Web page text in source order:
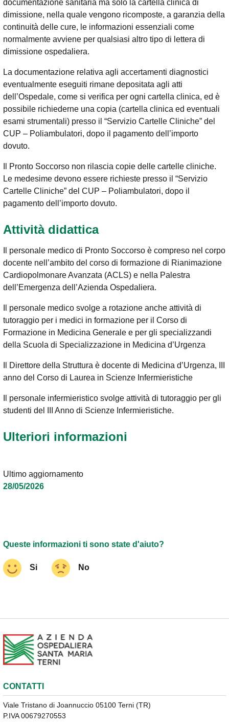
documentazione sanitaria ma solo la cartella clinica di
dimissione, nella quale vengono ricomposte, a garanzia della
continuità delle cure, le informazioni essenziali come
normalmente avviene per qualsiasi altro tipo di lettera di
dimissione ospedaliera.
La documentazione relativa agli accertamenti diagnostici
eventualmente eseguiti rimane depositata agli atti
dell’Ospedale, come si verifica per ogni cartella clinica, ed è
possibile richiederne una copia (cartella clinica ed eventuali
esami strumentali) presso il “Servizio Cartelle Cliniche” del
CUP – Poliambulatori, dopo il pagamento dell’importo
dovuto.
Il Pronto Soccorso non rilascia copie delle cartelle cliniche.
Le medesime devono essere richieste presso il “Servizio
Cartelle Cliniche” del CUP – Poliambulatori, dopo il
pagamento dell’importo dovuto.
Attività didattica
Il personale medico di Pronto Soccorso è compreso nel corpo
docente nell’ambito del corso di formazione di Rianimazione
Cardiopolmonare Avanzata (ACLS) e nella Palestra
dell’Emergenza dell’Azienda Ospedaliera.
Il personale medico svolge a rotazione anche attività di
tutoraggio per i medici in formazione per il Corso di
Formazione in Medicina Generale e per gli specializzandi
della Scuola di Specializzazione in Medicina d’Urgenza
Il Direttore della Struttura è docente di Medicina d’Urgenza, III
anno del Corso di Laurea in Scienze Infermieristiche
Il personale infermieristico svolge attività di tutoraggio per gli
studenti del III Anno di Scienze Infermieristiche.
Ulteriori informazioni
Ultimo aggiornamento
28/05/2026
Queste informazioni ti sono state d'aiuto?
Si No
CONTATTI
Viale Tristano di Joannuccio 05100 Terni (TR)
P.IVA 00679270553